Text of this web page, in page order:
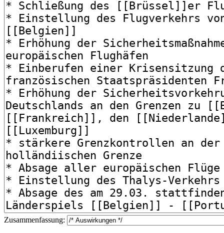
Zusammenfassung: